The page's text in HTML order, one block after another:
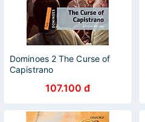
Dominoes 2 The Curse of
Capistrano
107.100 đ